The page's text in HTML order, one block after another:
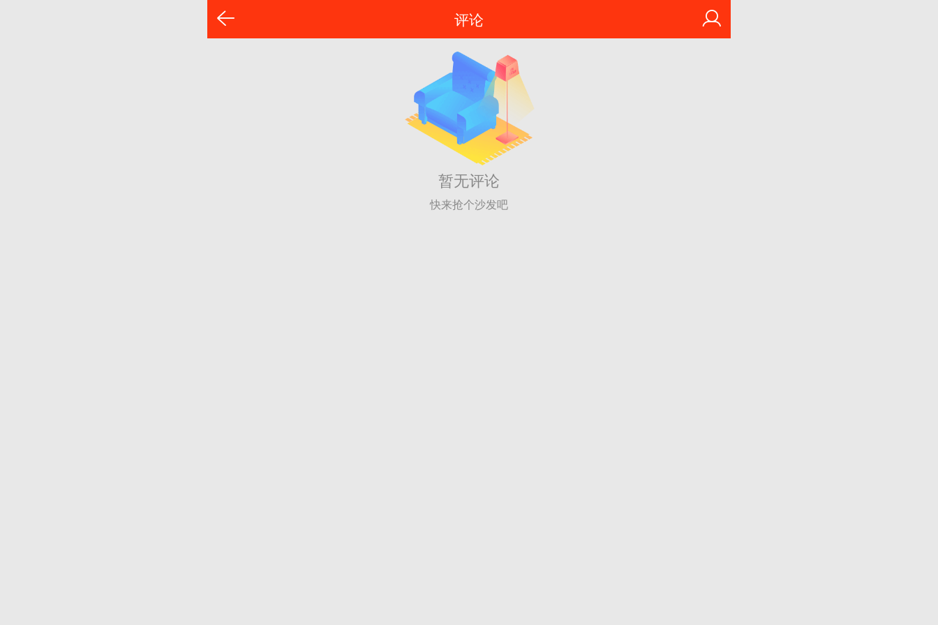
评论
暂无评论
快来抢个沙发吧